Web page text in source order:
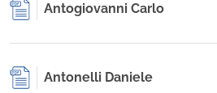
Antogiovanni Carlo
Antonelli Daniele